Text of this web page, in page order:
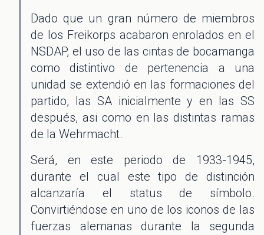
Dado que un gran número de miembros
de los Freikorps acabaron enrolados en el
NSDAP, el uso de las cintas de bocamanga
como distintivo de pertenencia a una
unidad se extendió en las formaciones del
partido, las SA inicialmente y en las SS
después, asi como en las distintas ramas
de la Wehrmacht.
Será, en este periodo de 1933-1945,
durante el cual este tipo de distinción
alcanzaría el status de símbolo.
Convirtiéndose en uno de los iconos de las
fuerzas alemanas durante la segunda